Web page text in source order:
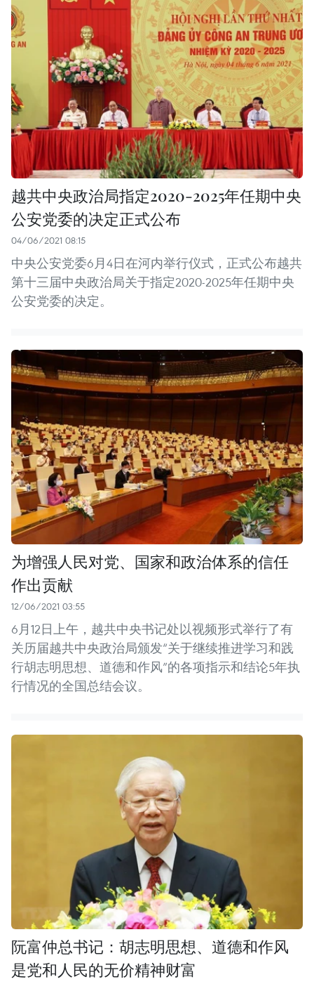
越共中央政治局指定2020-2025年任期中央
公安党委的决定正式公布
04/06/2021 08:15
中央公安党委6月4日在河内举行仪式，正式公布越共
第十三届中央政治局关于指定2020-2025年任期中央
公安党委的决定。
为增强人民对党、国家和政治体系的信任
作出贡献
12/06/2021 03:55
6月12日上午，越共中央书记处以视频形式举行了有
关历届越共中央政治局颁发“关于继续推进学习和践
行胡志明思想、道德和作风”的各项指示和结论5年执
行情况的全国总结会议。
阮富仲总书记：胡志明思想、道德和作风
是党和人民的无价精神财富